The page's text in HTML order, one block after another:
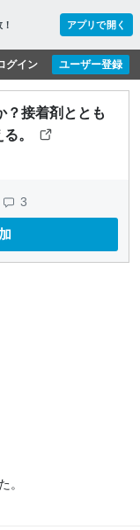
アプリで開く
ユーザー登録
グイン
？接着剤ととも
。
3
。